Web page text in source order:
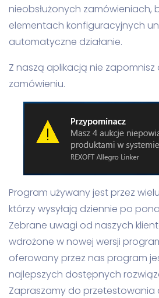
nieobsłużonych zamówieniach,
elementach konfiguracyjnych
automatyczne działanie.
Z naszą aplikacją nie zapomnisz
zamówieniu.
Program używany jest przez
którzy wysyłają dziennie po
Zebrane uwagi od naszych
wdrożone w nowej wersji
oferowany przez nas program
najlepszych dostępnych
Zapraszamy do przetestowania